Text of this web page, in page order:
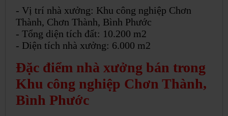
- Vị trí nhà xưởng: Khu công nghiệp Chơn
Thành, Chơn Thành, Bình Phước
- Tổng diện tích đất: 10.200 m2
- Diện tích nhà xưởng: 6.000 m2
Đặc điểm nhà xưởng bán trong
Khu công nghiệp Chơn Thành,
Bình Phước